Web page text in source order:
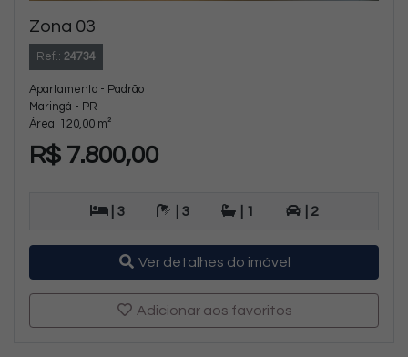
Zona 03
Ref.: 24734
Apartamento - Padrão
Maringá - PR
Área: 120,00 m²
R$ 7.800,00
| 3 | 3 | 1 | 2
Ver detalhes do imóvel
Adicionar aos favoritos